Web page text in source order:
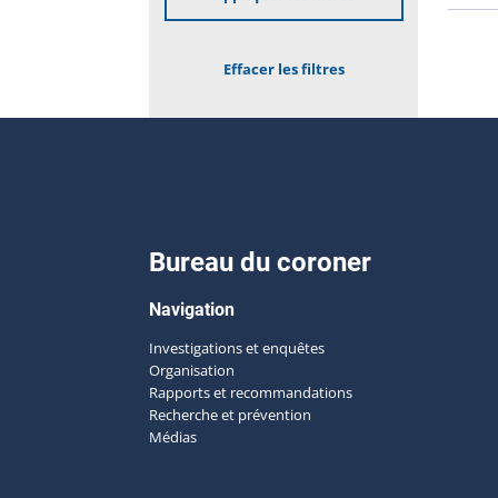
Effacer les filtres
Bureau du coroner
Navigation
Investigations et enquêtes
Organisation
Rapports et recommandations
Recherche et prévention
Médias